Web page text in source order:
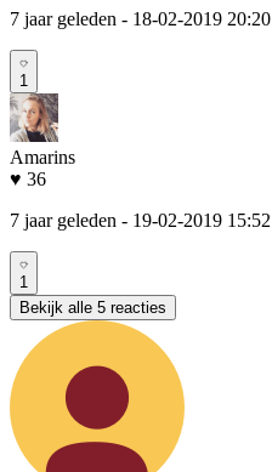
7 jaar geleden - 18-02-2019 20:20
1
Amarins
♥ 36
7 jaar geleden - 19-02-2019 15:52
1
Bekijk alle 5 reacties